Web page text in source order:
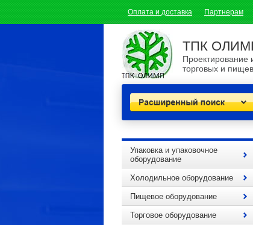
Оплата и доставка Партнерам
ТПК
Проектирование
торговых и
Расширенный поиск
Упаковка и упаковочное
оборудование
Холодильное оборудование
Пищевое оборудование
Торговое оборудование